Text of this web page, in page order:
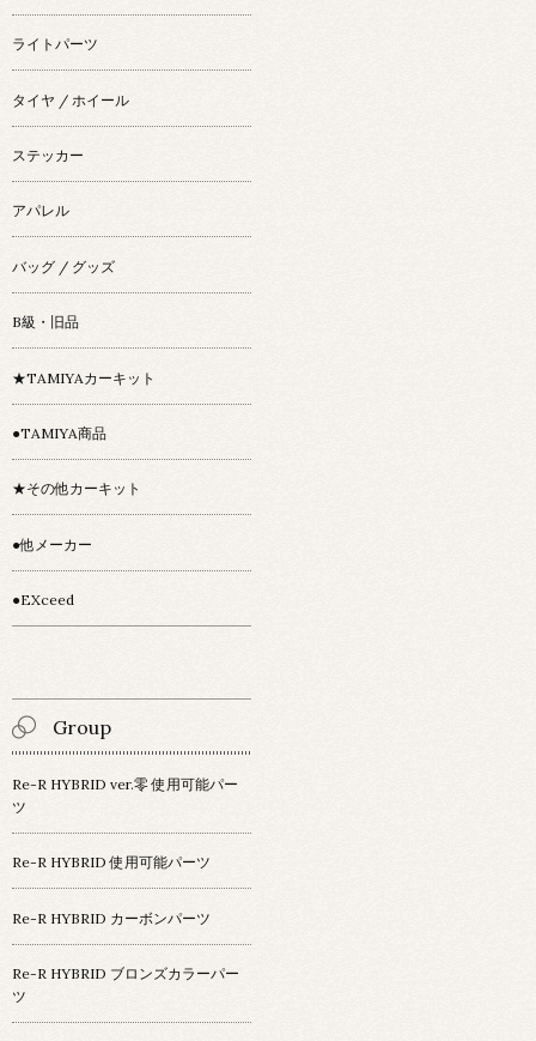
ライトパーツ
タイヤ / ホイール
ステッカー
アパレル
バッグ / グッズ
B級・旧品
★TAMIYAカーキット
●TAMIYA商品
★その他カーキット
●他メーカー
●EXceed
Group
Re-R HYBRID ver.零 使用可能パー
ツ
Re-R HYBRID 使用可能パーツ
Re-R HYBRID カーボンパーツ
Re-R HYBRID ブロンズカラーパー
ツ